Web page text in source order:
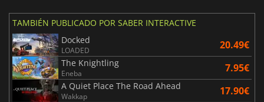
TAMBIÉN PUBLICADO POR SABER INTERACTIVE
Docked
LOADED 20.49€
The Knightling
Eneba 7.95€
A Quiet Place The Road Ahead
Wakkap 17.90€